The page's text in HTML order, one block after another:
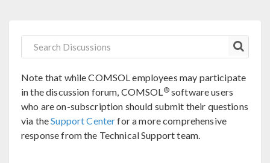
Note that while COMSOL employees may participate
in the discussion forum, COMSOL®software users
who are on-subscription should submit their questions
via theSupport Centerfor a more comprehensive
response from the Technical Support team.